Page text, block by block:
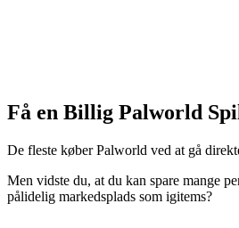
Få en Billig Palworld
De fleste køber Palworld ved at gå
Men vidste du, at du kan spare mange
pålidelig markedsplads som igitems?